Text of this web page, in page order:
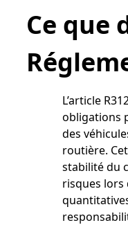
Ce que
L’article
obligations
des
routière.
stabilité du
risques lors